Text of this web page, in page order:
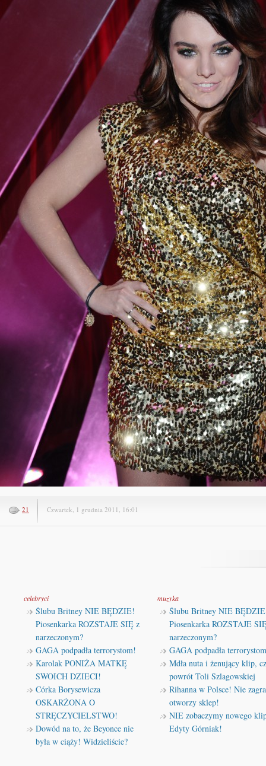
21 Czwartek, 1 grudnia 2011, 16:01
celebryci
Ślubu Britney NIE BĘDZIE!
Piosenkarka ROZSTAJE SIĘ z
narzeczonym?
GAGA podpadła terrorystom!
Karolak PONIŻA MATKĘ
SWOICH DZIECI!
Córka Borysewicza
OSKARŻONA O
STRĘCZYCIELSTWO!
Dowód na to, że Beyonce nie
była w ciąży! Widzieliście?
muzyka
Ślubu Britney NIE
Piosenkarka ROZSTAJE
narzeczonym?
GAGA podpadła
Mdła nuta i żenujący klip,
powrót Toli Szlagowskiej
Rihanna w Polsce! Nie
otworzy sklep!
NIE zobaczymy nowego
Edyty Górniak!